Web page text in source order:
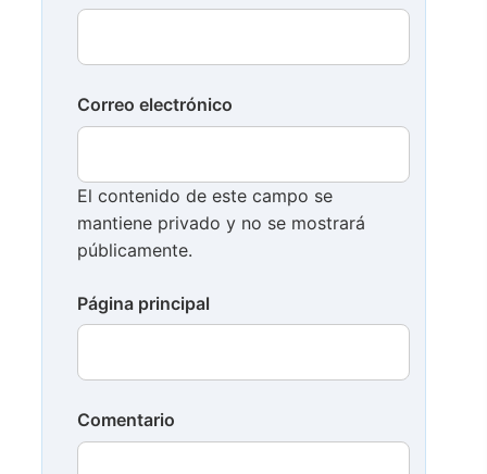
Correo electrónico
El contenido de este campo se
mantiene privado y no se mostrará
públicamente.
Página principal
Comentario